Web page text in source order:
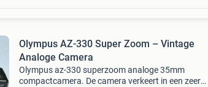
Olympus AZ-330 Super Zoom – Vintage
Analoge Camera
Olympus az-330 superzoom analoge 35mm
compactcamera. De camera verkeert in een zeer